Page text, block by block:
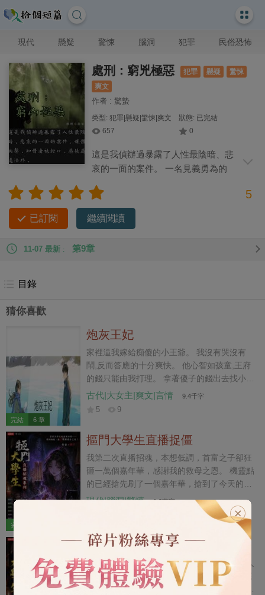
現代 懸疑 驚悚 腦洞 犯罪 民俗恐怖
處刑：窮兇極惡 犯罪 懸疑
驚悚
爽文
作者 : 驚蟄
类型: 犯罪|懸疑|驚悚|爽文
狀態: 已完結
657
0
這是我偵辦過暴露了人性最陰暗、悲
哀的一面的案件。 一名見義勇為的
了整整 3 個小時。 被救者躲在門后不報警不援救，反而全程錄
下施暴過程。 事后拒絕作證不說，還污蔑對方💲淫。 施救者母
親不堪輿論暴力，服毒自盡。 媒體失聲，知情者被封口，惡徒
女生渾身被潑硫酸，被碎☠️于郊外豬圈。 現場留下四個血字：
5
已訂閱 繼續閱讀
11-07 最新 第9章
目錄
猜你喜歡
完結 6 章
炮灰王妃
家裡逼我嫁給痴傻的小王爺。 我沒有哭沒有
鬧,反而答應的十分爽快。 他心智如孩童,王府
的錢只能由我打理。 拿著傻子的錢出去找小白
臉不香嗎?反正他什麼也不會。 正當我和一個
窮舉子親親我我,準備有下一步動作時。 眼前
啦,她即將下線。】 【誰能想到我們男主寶寶,
一直在裝傻呢!就連姦夫都是他安排的。】 我
還沒反應過來,這些說的是什麼意思,門口傳來
小王爺的聲音: 「咱們都藏這間屋裡吧,嬤嬤肯
定找不到!」
古代|大女主|爽文|言情 9.4千字
5 9
完結
摳門大學生直播捉僵
我第二次直播招魂，本想低調，首富之子卻狂
砸一萬個嘉年華，感謝我的救母之恩。 機靈點
的已經搶先刷了一個嘉年華，搶到了今天的招
魂名額。 「大師，我不想招魂，我想要找一個
失蹤五年的人，你能幫我算一算嗎？」 我讓對
方提供生辰八字，當看完那個生辰八字，我惋
惜： 「這個八字的主人，不是失蹤，而是已經
犧牲了……」 八字純陰者，千人亂葬處，墳前
冒死水，鬼樹聚陰氣，煉就白毛僵。 這事棘手
了……
現代|腦洞|驚悚 1.3萬字
摳門大學生擺攤鬥鬼
前兩次直播招魂出師不利，幹了兩票大的。 人
太出名沒好事，我乾脆停了直播，跑到天橋底
下擺攤算卦。 一卦一萬塊，我以為這下肯定沒